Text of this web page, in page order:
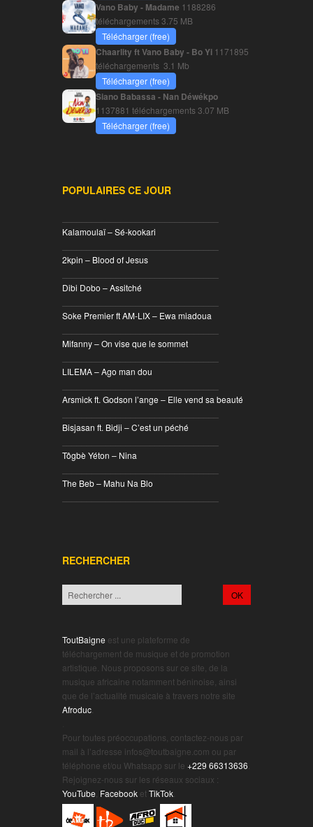
Vano Baby - Madame 1188286
téléchargements3.75 MB
Télécharger (free)
Chaarlity ft Vano Baby - Bo Yi 1171895
téléchargements 3.1 Mb
Télécharger (free)
Siano Babassa - Nan Déwékpo
1137881 téléchargements3.07 MB
Télécharger (free)
POPULAIRES CE JOUR
Kalamoulaï – Sé-kookari
2kpin – Blood of Jesus
Dibi Dobo – Assitché
Soke Premier ft AM-LIX – Ewa miadoua
Mifanny – On vise que le sommet
LILEMA – Ago man dou
Arsmick ft. Godson l’ange – Elle vend sa beauté
Bisjasan ft. Bidji – C’est un péché
Tôgbè Yéton – Nina
The Beb – Mahu Na Blo
RECHERCHER
ToutBaigne est une plateforme de
téléchargement de musique et de promotion
artistique. Nous proposons sur ce site, de la
musique africaine notamment béninoise, ainsi
que de l’actualité musicale à travers notre site
Afroduc
Pour toutes préoccupations, contactez-nous par
mail à l’adresse infos@toutbaigne.com ou par
téléphone et/ou Whatsapp sur le +229 66313636
Rejoignez-nous sur les réseaux sociaux :
YouTube Facebook etTikTok